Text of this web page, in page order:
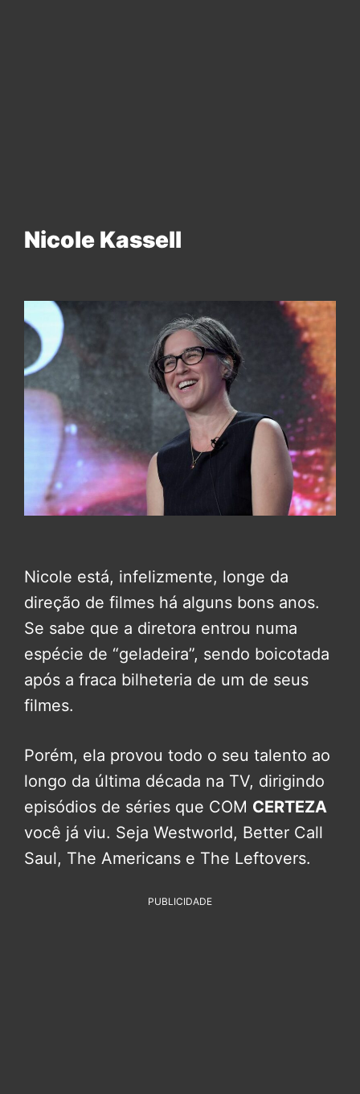
Nicole Kassell
Nicole está, infelizmente, longe da
direção de filmes há alguns bons anos.
Se sabe que a diretora entrou numa
espécie de “geladeira”, sendo boicotada
após a fraca bilheteria de um de seus
filmes.
Porém, ela provou todo o seu talento ao
longo da última década na TV, dirigindo
episódios de séries que COM CERTEZA
você já viu. Seja Westworld, Better Call
Saul, The Americans e The Leftovers.
PUBLICIDADE